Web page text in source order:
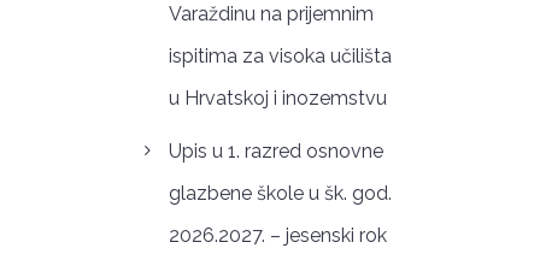
Varaždinu na prijemnim
ispitima za visoka učilišta
u Hrvatskoj i inozemstvu
Upis u 1. razred osnovne
glazbene škole u šk. god.
2026.2027. – jesenski rok